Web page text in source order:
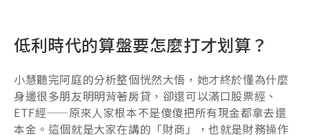
低利時代的算盤要怎麼打才划算？
小慧聽完阿庭的分析整個恍然大悟，她才終於懂為什麼
身邊很多朋友明明背著房貸，卻還可以滿口股票經、
ETF經——原來人家根本不是傻傻把所有現金都拿去還
本金。這個就是大家在講的「財商」，也就是財務操作